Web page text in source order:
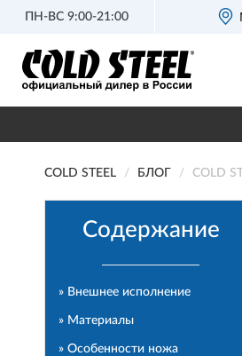
ПН-ВС 9:00-21:00
COLD STEEL БЛОГ COLD
Содержание
» Внешнее исполнение
» Материалы
» Особенности ножа